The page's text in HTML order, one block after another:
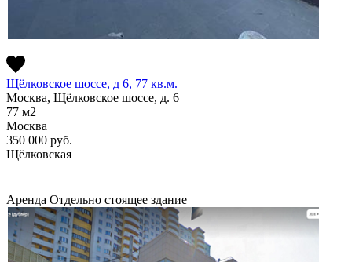
Щёлковское шоссе, д 6, 77 кв.м.
Москва, Щёлковское шоссе, д. 6
77 м2
Москва
350 000 руб.
Щёлковская
Аренда Отдельно стоящее здание